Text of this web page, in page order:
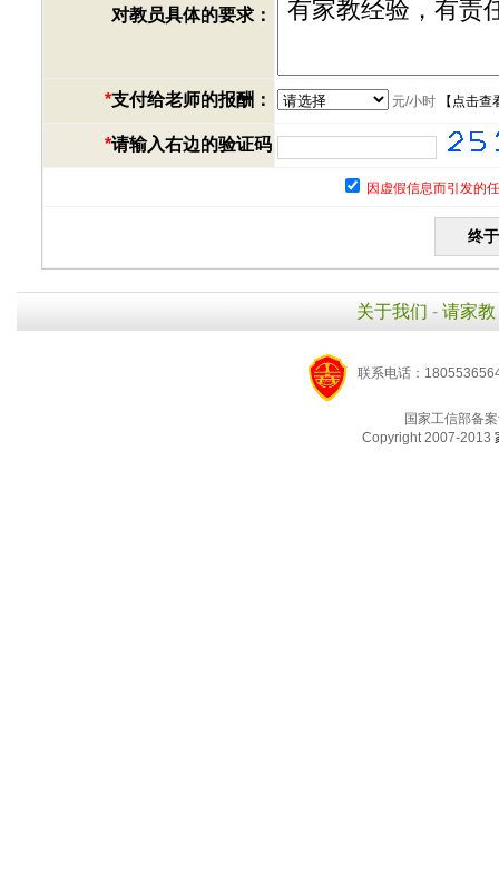
对教员具体的要求：
*支付给老师的报酬： 元/小时【 点击查
*请输入右边的验证码
因虚假信息而引发的
关于我们 - 请家教
联系电话：
国家工信部备
Copyright 2007-2013